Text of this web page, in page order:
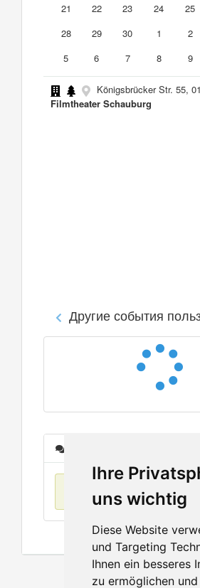
Ihre
uns wichtig
Diese Website
und Targeting
Ihnen ein besseres
zu ermöglichen
21
22 23 24 25
28
29 30 1 2
5
6 7 8 9
Königsbrücker Str. 55,
Filmtheater Schauburg
Другие события